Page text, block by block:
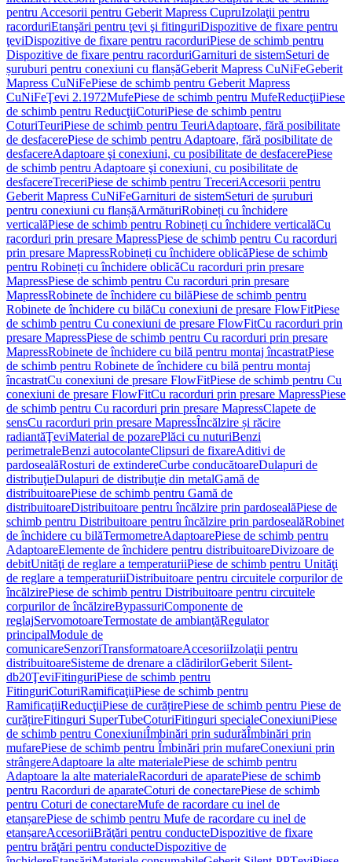
pentru Accesorii pentru Geberit Mapress CupruIzolaţii pentru
racorduriEtanşări pentru ţevi şi fitinguriDispozitive de fixare pentru
ţeviDispozitive de fixare pentru racorduriPiese de schimb pentru
Dispozitive de fixare pentru racorduriGarnituri de sistemSeturi de
șuruburi pentru conexiuni cu flanșăGeberit Mapress CuNiFeGeberit
Mapress CuNiFePiese de schimb pentru Geberit Mapress
CuNiFeŢevi 2.1972MufePiese de schimb pentru MufeReducţiiPiese
de schimb pentru ReducţiiCoturiPiese de schimb pentru
CoturiTeuriPiese de schimb pentru TeuriAdaptoare, fără posibilitate
de desfacerePiese de schimb pentru Adaptoare, fără posibilitate de
desfacereAdaptoare şi conexiuni, cu posibilitate de desfacerePiese
de schimb pentru Adaptoare şi conexiuni, cu posibilitate de
desfacereTreceriPiese de schimb pentru TreceriAccesorii pentru
Geberit Mapress CuNiFeGarnituri de sistemSeturi de șuruburi
pentru conexiuni cu flanșăArmăturiRobineți cu închidere
verticalăPiese de schimb pentru Robineți cu închidere verticalăCu
racorduri prin presare MapressPiese de schimb pentru Cu racorduri
prin presare MapressRobineți cu închidere oblicăPiese de schimb
pentru Robineți cu închidere oblicăCu racorduri prin presare
MapressPiese de schimb pentru Cu racorduri prin presare
MapressRobinete de închidere cu bilăPiese de schimb pentru
Robinete de închidere cu bilăCu conexiuni de presare FlowFitPiese
de schimb pentru Cu conexiuni de presare FlowFitCu racorduri prin
presare MapressPiese de schimb pentru Cu racorduri prin presare
MapressRobinete de închidere cu bilă pentru montaj încastratPiese
de schimb pentru Robinete de închidere cu bilă pentru montaj
încastratCu conexiuni de presare FlowFitPiese de schimb pentru Cu
conexiuni de presare FlowFitCu racorduri prin presare MapressPiese
de schimb pentru Cu racorduri prin presare MapressClapete de
sensCu racorduri prin presare MapressÎncălzire și răcire
radiantăŢeviMaterial de pozarePlăci cu nuturiBenzi
perimetraleBenzi autocolanteClipsuri de fixareAditivi de
pardosealăRosturi de extindereCurbe conducătoareDulapuri de
distribuţieDulapuri de distribuţie din metalGamă de
distribuitoarePiese de schimb pentru Gamă de
distribuitoareDistribuitoare pentru încălzire prin pardosealăPiese de
schimb pentru Distribuitoare pentru încălzire prin pardosealăRobinet
de închidere cu bilăTermometreAdaptoarePiese de schimb pentru
AdaptoareElemente de închidere pentru distribuitoareDivizoare de
debitUnităţi de reglare a temperaturiiPiese de schimb pentru Unităţi
de reglare a temperaturiiDistribuitoare pentru circuitele corpurilor de
încălzirePiese de schimb pentru Distribuitoare pentru circuitele
corpurilor de încălzireBypassuriComponente de
reglajServomotoareTermostate de ambianţăRegulator
principalModule de
comunicareSenzoriTransformatoareAccesoriiIzolaţii pentru
distribuitoareSisteme de drenare a clădirilorGeberit Silent-
db20ŢeviFitinguriPiese de schimb pentru
FitinguriCoturiRamificaţiiPiese de schimb pentru
RamificaţiiReducţiiPiese de curățirePiese de schimb pentru Piese de
curățireFitinguri SuperTubeCoturiFitinguri specialeConexiuniPiese
de schimb pentru ConexiuniÎmbinări prin sudurăÎmbinări prin
mufarePiese de schimb pentru Îmbinări prin mufareConexiuni prin
strângereAdaptoare la alte materialePiese de schimb pentru
Adaptoare la alte materialeRacorduri de aparatePiese de schimb
pentru Racorduri de aparateCoturi de conectarePiese de schimb
pentru Coturi de conectareMufe de racordare cu inel de
etanșarePiese de schimb pentru Mufe de racordare cu inel de
etanșareAccesoriiBrăţări pentru conducteDispozitive de fixare
pentru brăţări pentru conducteDispozitive de